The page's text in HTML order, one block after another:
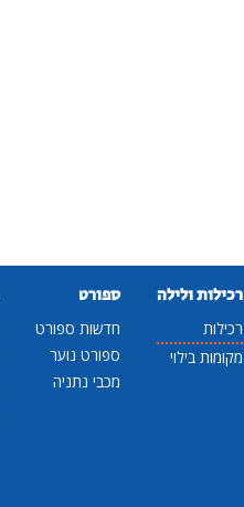
רכילות ולילה
רכילות
מקומות בילוי
ספורט
חדשות ספורט
ספורט נוער
מכבי נתניה